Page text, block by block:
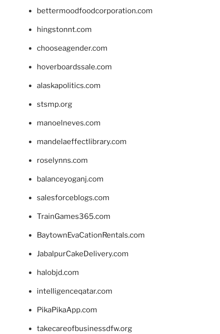
bettermoodfoodcorporation.com
hingstonnt.com
chooseagender.com
hoverboardssale.com
alaskapolitics.com
stsmp.org
manoelneves.com
mandelaeffectlibrary.com
roselynns.com
balanceyoganj.com
salesforceblogs.com
TrainGames365.com
BaytownEvaCationRentals.com
JabalpurCakeDelivery.com
halobjd.com
intelligenceqatar.com
PikaPikaApp.com
takecareofbusinessdfw.org